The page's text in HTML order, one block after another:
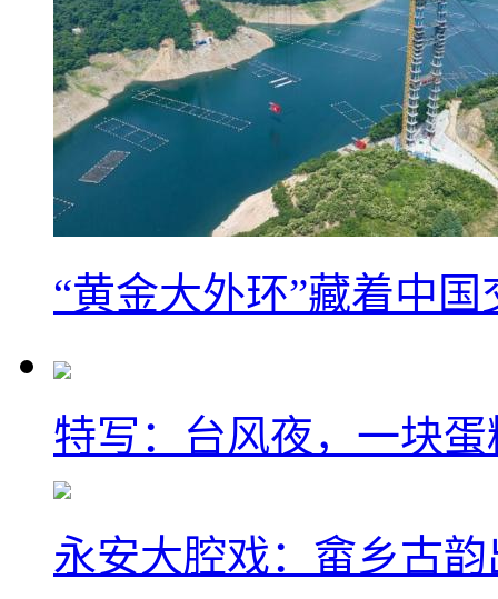
“黄金大外环”藏着中
特写：台风夜，一块
永安大腔戏：畲乡古